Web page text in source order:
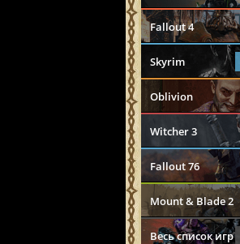
Fallout 4
Skyrim
Oblivion
Witcher 3
Fallout 76
Mount & Blade 2
Весь список игр